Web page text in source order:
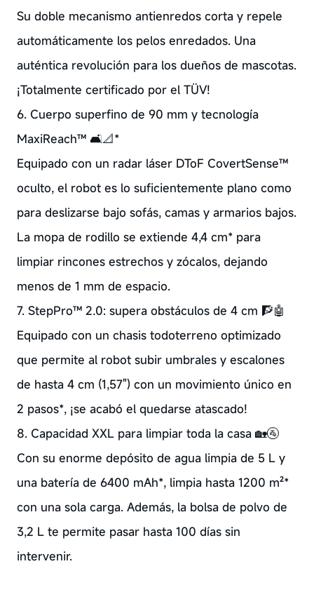
Su doble mecanismo antienredos corta y repele
automáticamente los pelos enredados. Una
auténtica revolución para los dueños de mascotas.
¡Totalmente certificado por el TÜV!
6. Cuerpo superfino de 90 mm y tecnología
MaxiReach™ 🛋️📐*
Equipado con un radar láser DToF CovertSense™
oculto, el robot es lo suficientemente plano como
para deslizarse bajo sofás, camas y armarios bajos.
La mopa de rodillo se extiende 4,4 cm* para
limpiar rincones estrechos y zócalos, dejando
menos de 1 mm de espacio.
7. StepPro™ 2.0: supera obstáculos de 4 cm 🧗🤖
Equipado con un chasis todoterreno optimizado
que permite al robot subir umbrales y escalones
de hasta 4 cm (1,57") con un movimiento único en
2 pasos*, ¡se acabó el quedarse atascado!
8. Capacidad XXL para limpiar toda la casa 🏡🚰
Con su enorme depósito de agua limpia de 5 L y
una batería de 6400 mAh*, limpia hasta 1200 m²*
con una sola carga. Además, la bolsa de polvo de
3,2 L te permite pasar hasta 100 días sin
intervenir.